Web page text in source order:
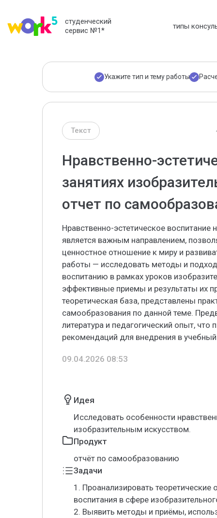
студенческий
сервис №1* типы
Укажите тип и тему работы
Текст
Нравственно-
занятиях
отчет по
Нравственно-эстетическое
является важным направлением,
ценностное отношение к миру и
работы — исследовать методы и
воспитанию в рамках уроков
эффективные приемы и результаты их
теоретическая база, представлены
самообразования по данной теме.
литература и педагогический опыт, что
рекомендаций для внедрения в
09.04.2026 08:53
Идея
Исследовать особенности
изобразительным искусством.
Продукт
отчёт по самообразованию
Задачи
1. Проанализировать теоретические
воспитания в сфере
2. Выявить методы и приёмы,